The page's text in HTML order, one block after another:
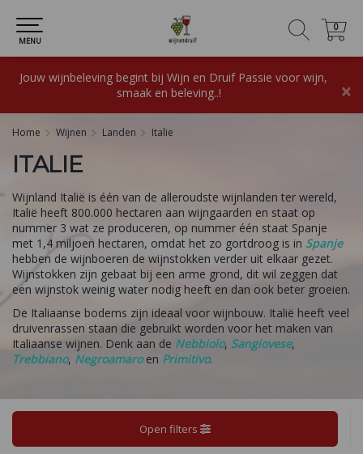
0
0
MENU
Jouw wijnbeleving begint bij Wijn en Druif Passie voor wijn,
smaak en beleving..!
×
Home Wijnen Landen Italie
ITALIE
Wijnland Italië is één van de alleroudste wijnlanden ter wereld,
Italië heeft 800.000 hectaren aan wijngaarden en staat op
nummer 3 wat ze produceren, op nummer één staat Spanje
met 1,4 miljoen hectaren, omdat het zo gortdroog is in Spanje
hebben de wijnboeren de wijnstokken verder uit elkaar gezet.
Wijnstokken zijn gebaat bij een arme grond, dit wil zeggen dat
een wijnstok weinig water nodig heeft en dan ook beter groeien.
De Italiaanse bodems zijn ideaal voor wijnbouw. Italië heeft veel
druivenrassen staan die gebruikt worden voor het maken van
Italiaanse wijnen. Denk aan de Nebbiolo, Sangiovese,
Trebbiano, Negroamaroen Primitivo.
Open filters